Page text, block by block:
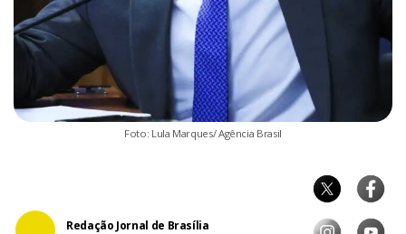
Foto: Lula Marques/ Agência Brasil
Redação Jornal de Brasília